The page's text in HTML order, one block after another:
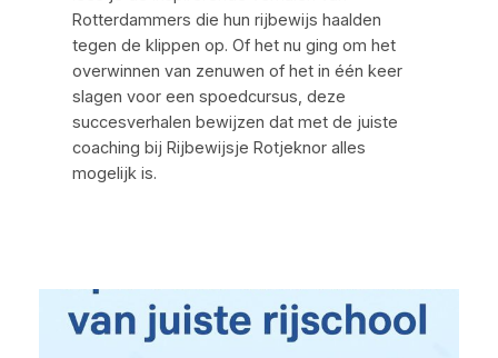
Rotterdammers die hun rijbewijs haalden
tegen de klippen op. Of het nu ging om het
overwinnen van zenuwen of het in één keer
slagen voor een spoedcursus, deze
succesverhalen bewijzen dat met de juiste
coaching bij Rijbewijsje Rotjeknor alles
mogelijk is.